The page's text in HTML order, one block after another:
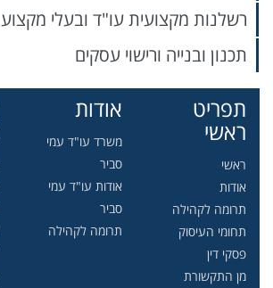
רשלנות מקצועית עו"ד ובעלי מקצוע
תכנון ובנייה ורישוי עסקים
תפריט
ראשי
ראשי
אודות
תרומה לקהילה
תחומי העיסוק
פסקי דין
מן התקשורת
אודות
משרד עו"ד עמי
סביר
אודות עו"ד עמי
סביר
תרומה לקהילה